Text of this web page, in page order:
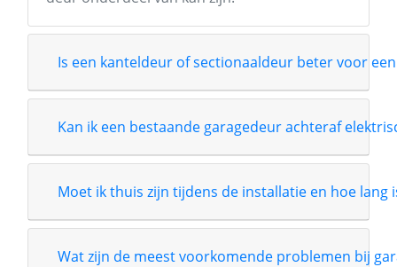
Is een kanteldeur of sectionaaldeur beter voor
Kan ik een bestaande garagedeur achteraf
Moet ik thuis zijn tijdens de installatie en hoe lang
Wat zijn de meest voorkomende problemen bij